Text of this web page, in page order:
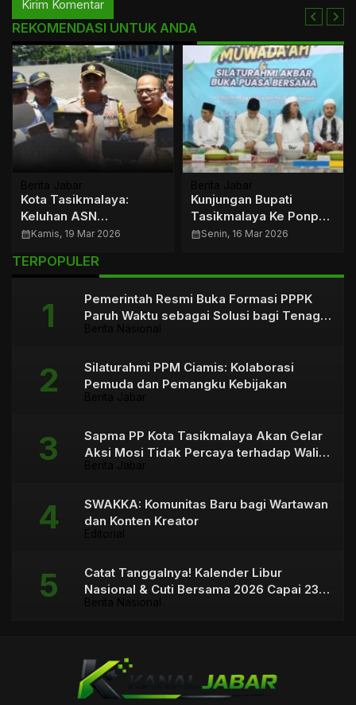
REKOMENDASI UNTUK ANDA
Kota Tasikmalaya:
Keluhan ASN
Memuncak, THR
calendar_monthKamis, 19 Mar 2026
Kunjungan Bupati
Tasikmalaya Ke Ponpes
Mathla’ul Anwar
calendar_monthSenin, 16 Mar 2026
TERPOPULER
Pemerintah Resmi Buka Formasi PPPK
Paruh Waktu sebagai Solusi bagi Tenaga
Silaturahmi PPM Ciamis: Kolaborasi
Pemuda dan Pemangku Kebijakan
Sapma PP Kota Tasikmalaya Akan Gelar
Aksi Mosi Tidak Percaya terhadap Wali
SWAKKA: Komunitas Baru bagi Wartawan
dan Konten Kreator
Catat Tanggalnya! Kalender Libur
Nasional & Cuti Bersama 2026 Capai 23